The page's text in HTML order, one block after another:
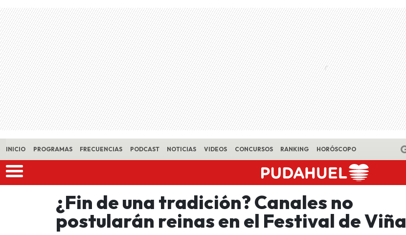
Skip to main content
INICIO PROGRAMAS FRECUENCIAS PODCAST NOTICIAS VIDEOS CONCURSOS RANKING HORÓSCOPO
¿Fin de una tradición? Canales no
postularán reinas en el Festival de Viña